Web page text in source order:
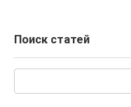
Поиск статей